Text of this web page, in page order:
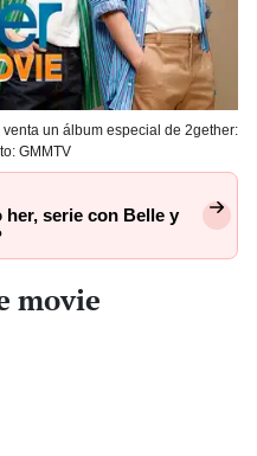
un álbum especial de 2gether:
GMMTV
her, serie con Belle y
movie